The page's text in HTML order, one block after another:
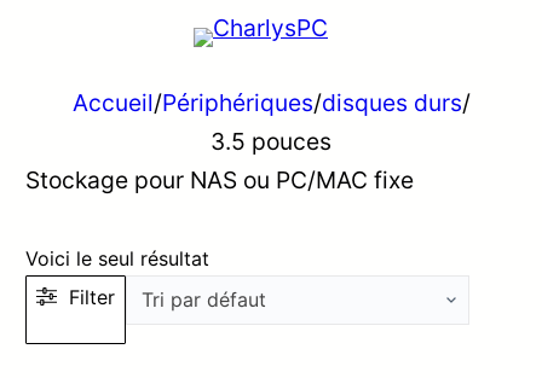
Accueil/Périphériques/disques durs/
3.5 pouces
Stockage pour NAS ou PC/MAC fixe
Voici le seul résultat
Filter